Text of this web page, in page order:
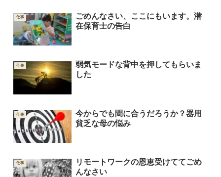
仕事
ごめんなさい、ここにもいます。潜
在保育士の告白
仕事
弱気モードな背中を押してもらいま
した
仕事
今からでも間に合うだろうか？器用
貧乏な母の悩み
仕事
リモートワークの恩恵受けててごめ
んなさい